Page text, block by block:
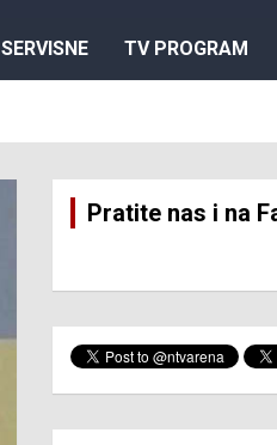
SERVISNE TV PROGRAM
Pratite nas i na